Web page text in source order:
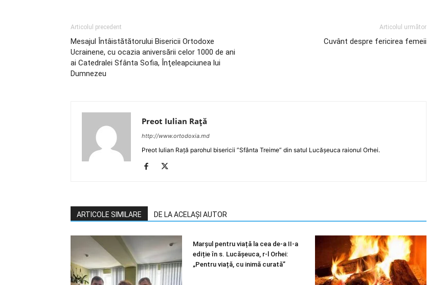
Articolul precedent
Mesajul Întâistătătorului Bisericii Ortodoxe
Ucrainene, cu ocazia aniversării celor 1000 de ani
ai Catedralei Sfânta Sofia, Înţeleapciunea lui
Dumnezeu
Articolul următor
Cuvânt despre fericirea femeii
Preot Iulian Raţă
http://www.ortodoxia.md
Preot Iulian Rață parohul bisericii ”Sfânta Treime” din satul Lucășeuca raionul Orhei.
ARTICOLE SIMILARE DE LA ACELAȘI AUTOR
Marșul pentru viață la cea de-a II-a
ediție în s. Lucășeuca, r-l Orhei:
„Pentru viață, cu inimă curată”